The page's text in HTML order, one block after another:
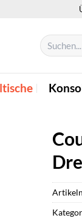
Suchen
nach: